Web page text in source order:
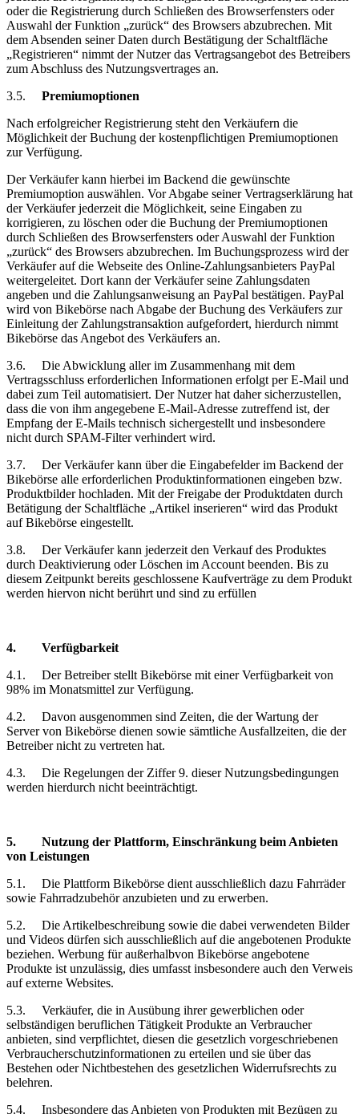
oder die Registrierung durch Schließen des Browserfensters oder
Auswahl der Funktion „zurück“ des Browsers abzubrechen. Mit
dem Absenden seiner Daten durch Bestätigung der Schaltfläche
„Registrieren“ nimmt der Nutzer das Vertragsangebot des Betreibers
zum Abschluss des Nutzungsvertrages an.
3.5.
Premiumoptionen
Nach erfolgreicher Registrierung steht den Verkäufern die
Möglichkeit der Buchung der kostenpflichtigen Premiumoptionen
zur Verfügung.
Der Verkäufer kann hierbei im Backend die gewünschte
Premiumoption auswählen. Vor Abgabe seiner Vertragserklärung hat
der Verkäufer jederzeit die Möglichkeit, seine Eingaben zu
korrigieren, zu löschen oder die Buchung der Premiumoptionen
durch Schließen des Browserfensters oder Auswahl der Funktion
„zurück“ des Browsers abzubrechen. Im Buchungsprozess wird der
Verkäufer auf die Webseite des Online-Zahlungsanbieters PayPal
weitergeleitet. Dort kann der Verkäufer seine Zahlungsdaten
angeben und die Zahlungsanweisung an PayPal bestätigen. PayPal
wird von Bikebörse nach Abgabe der Buchung des Verkäufers zur
Einleitung der Zahlungstransaktion aufgefordert, hierdurch nimmt
Bikebörse das Angebot des Verkäufers an.
3.6.
Die Abwicklung aller im Zusammenhang mit dem
Vertragsschluss erforderlichen Informationen erfolgt per E-Mail und
dabei zum Teil automatisiert. Der Nutzer hat daher sicherzustellen,
dass die von ihm angegebene E-Mail-Adresse zutreffend ist, der
Empfang der E-Mails technisch sichergestellt und insbesondere
nicht durch SPAM-Filter verhindert wird.
3.7.
Der Verkäufer kann über die Eingabefelder im Backend der
Bikebörse alle erforderlichen Produktinformationen eingeben bzw.
Produktbilder hochladen. Mit der Freigabe der Produktdaten durch
Betätigung der Schaltfläche „Artikel inserieren“ wird das Produkt
auf Bikebörse eingestellt.
3.8.
Der Verkäufer kann jederzeit den Verkauf des Produktes
durch Deaktivierung oder Löschen im Account beenden. Bis zu
diesem Zeitpunkt bereits geschlossene Kaufverträge zu dem Produkt
werden hiervon nicht berührt und sind zu erfüllen
4.
Verfügbarkeit
4.1.
Der Betreiber stellt Bikebörse mit einer Verfügbarkeit von
98% im Monatsmittel zur Verfügung.
4.2.
Davon ausgenommen sind Zeiten, die der Wartung der
Server von Bikebörse dienen sowie sämtliche Ausfallzeiten, die der
Betreiber nicht zu vertreten hat.
4.3.
Die Regelungen der Ziffer 9. dieser Nutzungsbedingungen
werden hierdurch nicht beeinträchtigt.
5. Nutzung der Plattform, Einschränkung beim Anbieten
von Leistungen
5.1.
Die Plattform Bikebörse dient ausschließlich dazu Fahrräder
sowie Fahrradzubehör anzubieten und zu erwerben.
5.2.
Die Artikelbeschreibung sowie die dabei verwendeten Bilder
und Videos dürfen sich ausschließlich auf die angebotenen Produkte
beziehen. Werbung für außerhalbvon Bikebörse angebotene
Produkte ist unzulässig, dies umfasst insbesondere auch den Verweis
auf externe Websites.
5.3.
Verkäufer, die in Ausübung ihrer gewerblichen oder
selbständigen beruflichen Tätigkeit Produkte an Verbraucher
anbieten, sind verpflichtet, diesen die gesetzlich vorgeschriebenen
Verbraucherschutzinformationen zu erteilen und sie über das
Bestehen oder Nichtbestehen des gesetzlichen Widerrufsrechts zu
belehren.
5.4.
Insbesondere das Anbieten von Produkten mit Bezügen zu